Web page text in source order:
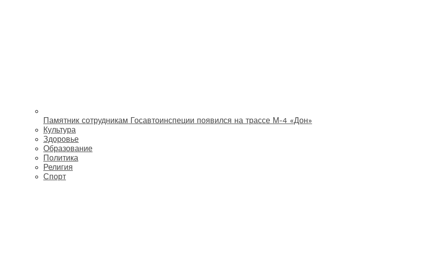
Памятник сотрудникам Госавтоинспеции появился на трассе М-4 «Дон»
Культура
Здоровье
Образование
Политика
Религия
Спорт